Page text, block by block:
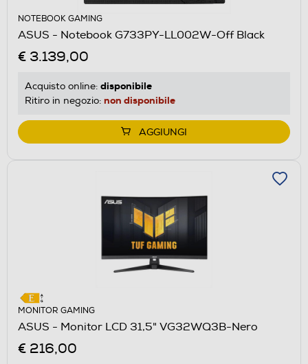
NOTEBOOK GAMING
ASUS - Notebook G733PY-LL002W-Off Black
€ 3.139,00
Acquisto online: disponibile
Ritiro in negozio: non disponibile
AGGIUNGI
MONITOR GAMING
ASUS - Monitor LCD 31,5" VG32WQ3B-Nero
€ 216,00